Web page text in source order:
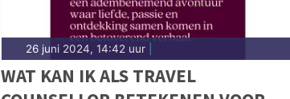
26 juni 2024, 14:42 uur|
WAT KAN IK ALS TRAVEL